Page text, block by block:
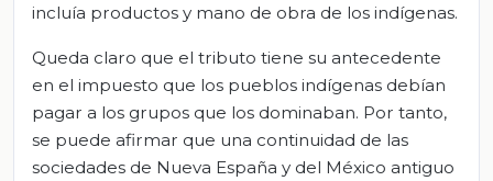
incluía productos y mano de obra de los indígenas.
Queda claro que el tributo tiene su antecedente
en el impuesto que los pueblos indígenas debían
pagar a los grupos que los dominaban. Por tanto,
se puede afirmar que una continuidad de las
sociedades de Nueva España y del México antiguo